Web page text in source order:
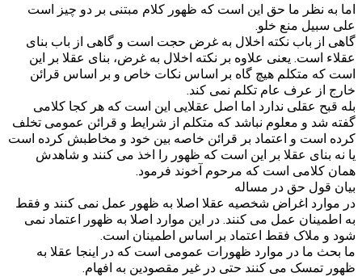
اما به نظر ما حق این است که ظهور کلام مبتنی بر دو چیز است
علی سبیل منع خلو.
گاهی از باب نکته اخلال به غرض حجت است و گاهی از باب بنای
عقلاء است. یعنی علاوه بر نکته اخلال به غرض، بنای عقلا بر این
است که متکلم هیچ گاه بر اساس نکات خاص و بر اساس قرائن
خارج از عرف عام تکلم نمی کند.
بله قبح عقلی ندارد اما اصل عقلایی این است که هر کجا کلامی
گفته شد و معلوم نباشد که متکلم از شرایط و قرائن عمومی تخلف
کرده است و اعتماد بر قرائن خاصه بین خود و مخاطبش کرده است
یا نه بنای عقلا بر این است که ظهور را اخذ می کنند و شاهدش
همان کلامی است که مرحوم آخوند فرمود.
بیان قول حق در مساله
در موارد اغراض شخصیه عقلا اصلا به ظهور عمل نمی کنند و فقط
به اطمینان عمل می کنند. در این موارد اصلا به ظهور اعتماد نمی
شود و ملاک فقط اعتماد بر اساس اطمینان است.
ما بحث ما در موارد ظهورات عمومی است که در اینجا عقلا به
ظهور تمسک می کنند حتی در غیر مقصودین به افهام.